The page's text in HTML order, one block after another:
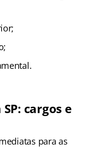
cargos e
para as